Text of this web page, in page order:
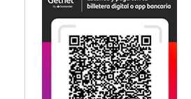
Recursos Humanos
Redes / LAN / WiFi
Sociología